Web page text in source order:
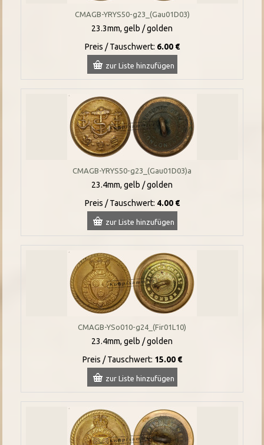
CMAGB-YRYS50-g23_(Gau01D03)
23.3mm, gelb / golden
Preis / Tauschwert: 6.00 €
zur Liste hinzufügen
CMAGB-YRYS50-g23_(Gau01D03)a
23.4mm, gelb / golden
Preis / Tauschwert: 4.00 €
zur Liste hinzufügen
CMAGB-YSo010-g24_(Fir01L10)
23.4mm, gelb / golden
Preis / Tauschwert: 15.00 €
zur Liste hinzufügen